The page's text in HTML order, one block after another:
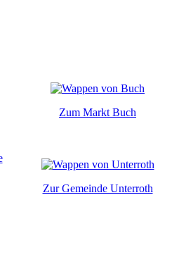
Zum Markt Buch
Zur Gemeinde Unterroth